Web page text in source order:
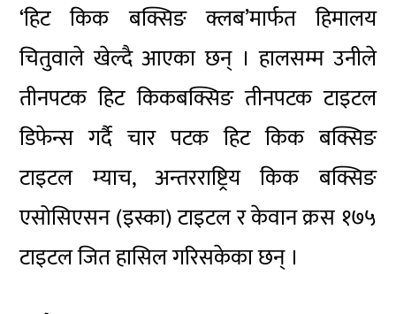
‘हिट किक बक्सिङ क्लब’मार्फत हिमालय
चितुवाले खेल्दै आएका छन् । हालसम्म उनीले
तीनपटक हिट किकबक्सिङ तीनपटक टाइटल
डिफेन्स गर्दै चार पटक हिट किक बक्सिङ
टाइटल म्याच, अन्तरराष्ट्रिय किक बक्सिङ
एसोसिएसन (इस्का) टाइटल र केवान क्रस १७५
टाइटल जित हासिल गरिसकेका छन् ।